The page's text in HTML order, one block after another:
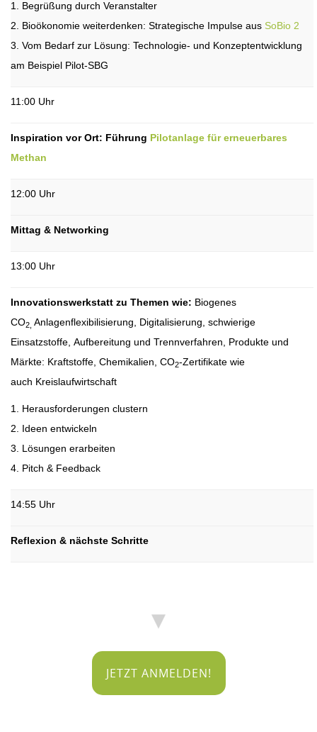
1. Begrüßung durch Veranstalter
2. Bioökonomie weiterdenken: Strategische Impulse aus SoBio 2
3. Vom Bedarf zur Lösung: Technologie- und Konzeptentwicklung
am Beispiel Pilot-SBG
11:00 Uhr
Inspiration vor Ort: Führung Pilotanlage für erneuerbares
Methan
12:00 Uhr
Mittag & Networking
13:00 Uhr
Innovationswerkstatt zu Themen wie: Biogenes
CO2, Anlagenflexibilisierung, Digitalisierung, schwierige
Einsatzstoffe, Aufbereitung und Trennverfahren, Produkte und
Märkte: Kraftstoffe, Chemikalien, CO2-Zertifikate wie
auch Kreislaufwirtschaft
1. Herausforderungen clustern
2. Ideen entwickeln
3. Lösungen erarbeiten
4. Pitch & Feedback
14:55 Uhr
Reflexion & nächste Schritte
JETZT ANMELDEN!